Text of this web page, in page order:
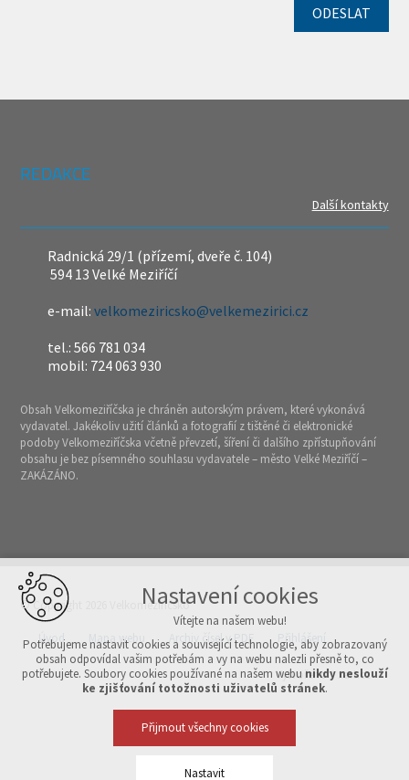
REDAKCE
Další kontakty
Radnická 29/1 (přízemí, dveře č. 104)
594 13 Velké Meziříčí
e-mail:velkomeziricsko@velkemezirici.cz
tel.: 566 781 034
mobil: 724 063 930
Obsah Velkomeziříčska je chráněn autorským právem, které vykonává
vydavatel. Jakékoliv užití článků a fotografií z tištěné či elektronické
podoby Velkomeziříčska včetně převzetí, šíření či dalšího zpřístupňování
obsahu je bez písemného souhlasu vydavatele – město Velké Meziříčí –
ZAKÁZÁNO.
© Copyright 2026 Velkomeziříčsko
Úvod Mapa webu Archiv čísel v PDF Přihlášení
Vytvořeno v xart.cz
Nastavení cookies
Vítejte na našem webu!
Potřebujeme nastavit cookies a související technologie, aby zobrazovaný
obsah odpovídal vašim potřebám a vy na webu nalezli přesně to, co
potřebujete. Soubory cookies používané na našem webu nikdy neslouží
ke zjišťování totožnosti uživatelů stránek.
Přijmout všechny cookies
Nastavit